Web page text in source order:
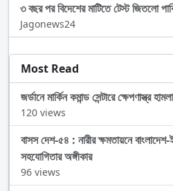
৩ বছর পর বিদেশের মাটিতে টেস্ট জিতলো
Jagonews24
Most Read
জর্ডানে মার্কিন কমান্ড সেন্টারে ক্ষেপণাস্ত্র
120 views
বাসস দেশ-৫৪ : নারীর ক্ষমতায়নে
সহযোগিতার অঙ্গীকার
96 views